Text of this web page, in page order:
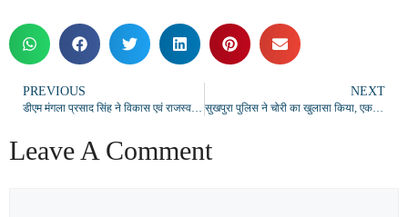
PREVIOUS NEXT
सुखपुरा पुलिस ने चोरी का खुलासा किया, एक आरोपी गिरफ्तार, बाल अपचारी अभिरक्षा में; चोरी का सामान बरामद
Leave A Comment